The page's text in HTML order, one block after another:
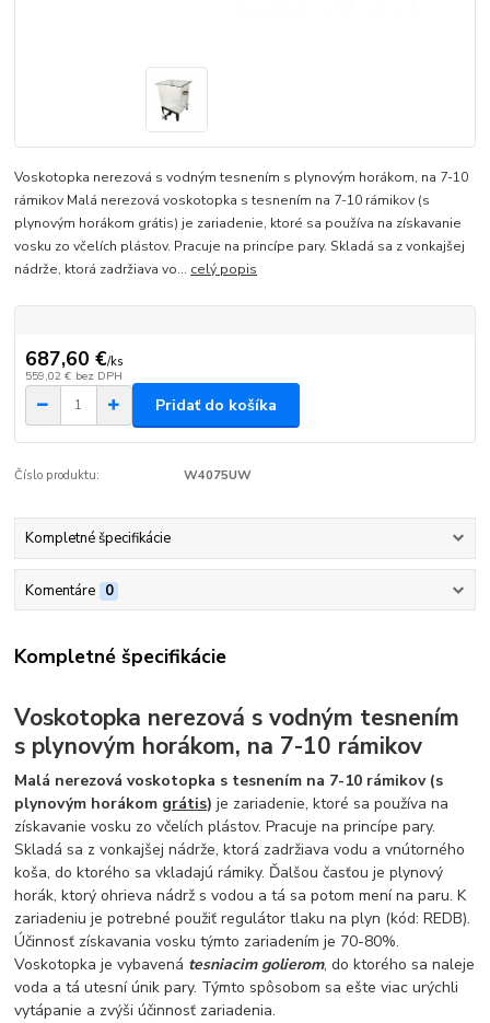
Voskotopka nerezová s vodným tesnením s plynovým horákom, na 7-10
rámikov Malá nerezová voskotopka s tesnením na 7-10 rámikov (s
plynovým horákom grátis) je zariadenie, ktoré sa používa na získavanie
vosku zo včelích plástov. Pracuje na princípe pary. Skladá sa z vonkajšej
nádrže, ktorá zadržiava vo... celý popis
687,60 €/ks
559,02 € bez DPH
Pridať do košíka
Číslo produktu: W4075UW
Kompletné špecifikácie
Komentáre 0
Kompletné špecifikácie
Voskotopka nerezová s vodným tesnením
s plynovým horákom, na 7-10 rámikov
Malá nerezová voskotopka s tesnením na 7-10 rámikov (s
plynovým horákom grátis) je zariadenie, ktoré sa používa na
získavanie vosku zo včelích plástov. Pracuje na princípe pary.
Skladá sa z vonkajšej nádrže, ktorá zadržiava vodu a vnútorného
koša, do ktorého sa vkladajú rámiky. Ďalšou časťou je plynový
horák, ktorý ohrieva nádrž s vodou a tá sa potom mení na paru. K
zariadeniu je potrebné použiť regulátor tlaku na plyn (kód: REDB).
Účinnosť získavania vosku týmto zariadením je 70-80%.
Voskotopka je vybavená tesniacim golierom, do ktorého sa naleje
voda a tá utesní únik pary. Týmto spôsobom sa ešte viac urýchli
vytápanie a zvýši účinnosť zariadenia.